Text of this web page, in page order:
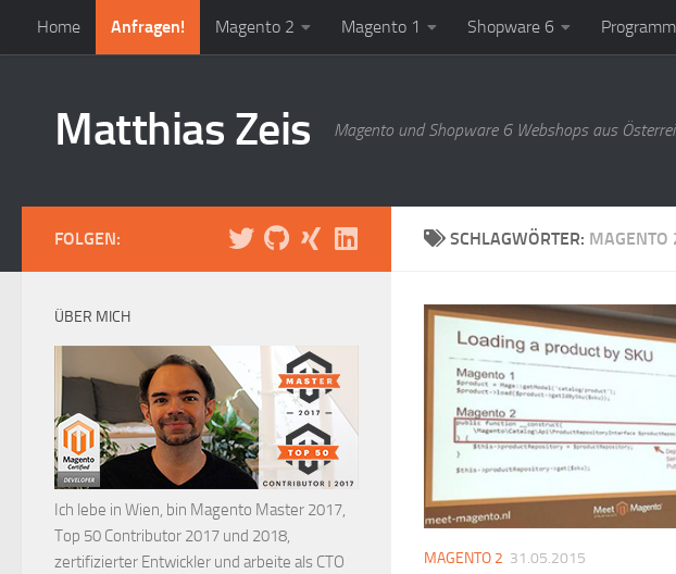
Zum Inhalt springen
Home Anfragen! Magento 2 Magento 1 Shopware 6
Matthias Zeis Magento und Shopware 6 Webshops aus
SCHLAGWÖRTER:
MAGENTO 2 31.05.2015
FOLGEN:
ÜBER MICH
Ich lebe in Wien, bin Magento Master 2017,
Top 50 Contributor 2017 und 2018,
zertifizierter Entwickler und arbeite als CTO